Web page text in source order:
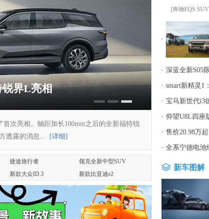
锐界L亮相
次亮相。轴距加长100mm之后的全新福特锐
透露的消息...
[详细]
捷途旅行者
领克全新中型SUV
新款大众ID.3 新款比亚迪e2
[奔驰EQS
深蓝全新S05
smart新精灵1
宝马新世代i3
仰望U8L四座
售价20.98万
全系宁德电池
新车图解